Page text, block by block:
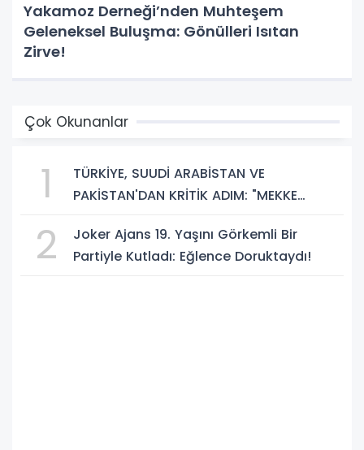
Yakamoz Derneği’nden Muhteşem
Geleneksel Buluşma: Gönülleri Isıtan
Zirve!
Çok Okunanlar
1
TÜRKİYE, SUUDİ ARABİSTAN VE
PAKİSTAN'DAN KRİTİK ADIM: "MEKKE
2
Joker Ajans 19. Yaşını Görkemli Bir
Partiyle Kutladı: Eğlence Doruktaydı!